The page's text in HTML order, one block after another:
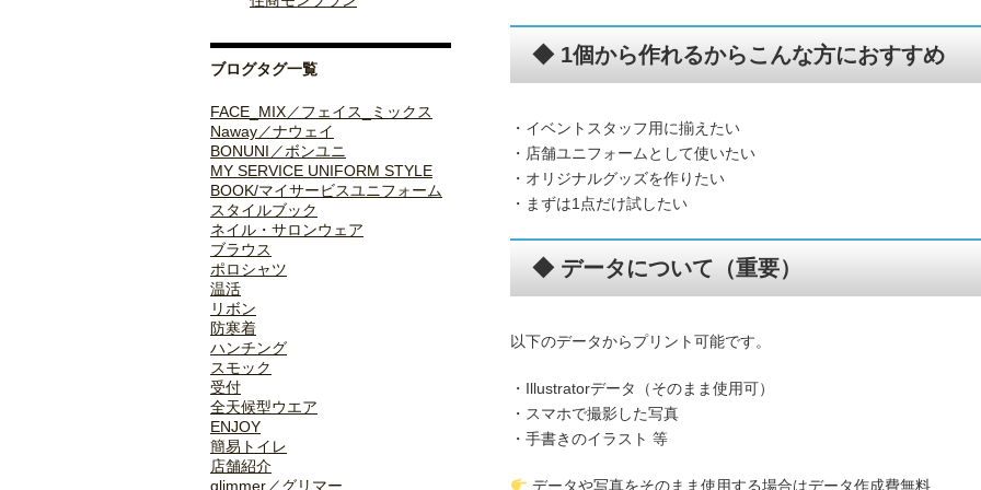
ブログタグ一覧
FACE_MIX／フェイス_ミックス
Naway／ナウェイ
BONUNI／ボンユニ
MY SERVICE UNIFORM STYLE
BOOK/マイサービスユニフォーム
スタイルブック
ネイル・サロンウェア
ブラウス
ポロシャツ
温活
リボン
防寒着
ハンチング
スモック
受付
全天候型ウエア
ENJOY
簡易トイレ
店舗紹介
glimmer／グリマー
◆ 1個から作れるからこんな方におすすめ
・イベントスタッフ用に揃えたい
・店舗ユニフォームとして使いたい
・オリジナルグッズを作りたい
・まずは1点だけ試したい
◆ データについて（重要）
以下のデータからプリント可能です。
・Illustratorデータ（そのまま使用可）
・スマホで撮影した写真
・手書きのイラスト 等
データや写真をそのまま使用する場合はデータ作成費無料